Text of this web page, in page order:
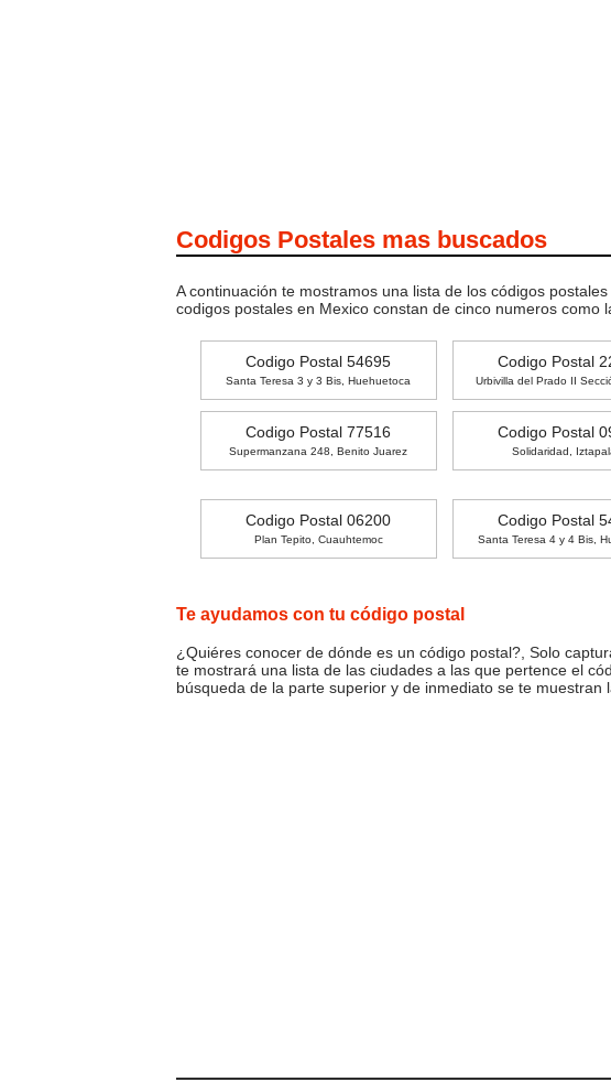
Codigos Postales mas buscados
A continuación te mostramos una lista de los códigos
codigos postales en Mexico constan de cinco numeros como
Codigo Postal 54695
Santa Teresa 3 y 3 Bis, Huehuetoca
Codigo Postal
Urbivilla del Prado II
Codigo Postal 77516
Supermanzana 248, Benito Juarez
Codigo Postal
Solidaridad,
Codigo Postal 06200
Plan Tepito, Cuauhtemoc
Codigo Postal
Santa Teresa 4 y 4 Bis,
Te ayudamos con tu código postal
¿Quiéres conocer de dónde es un código postal?, Solo
te mostrará una lista de las ciudades a las que pertence el
búsqueda de la parte superior y de inmediato se te muestran